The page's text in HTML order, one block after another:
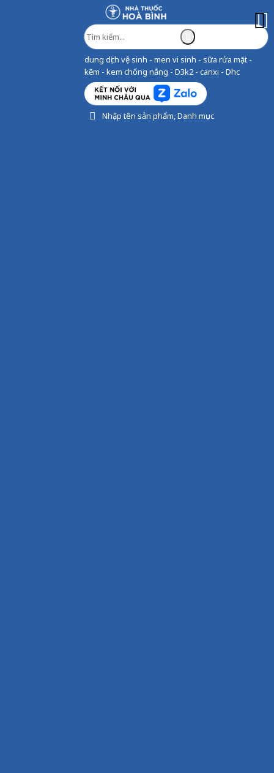
dung dịch vệ sinh - men vi sinh - sữa rửa mặt -
kẽm - kem chống nắng - D3k2 - canxi - Dhc
Nhập tên sản phẩm, Danh mục